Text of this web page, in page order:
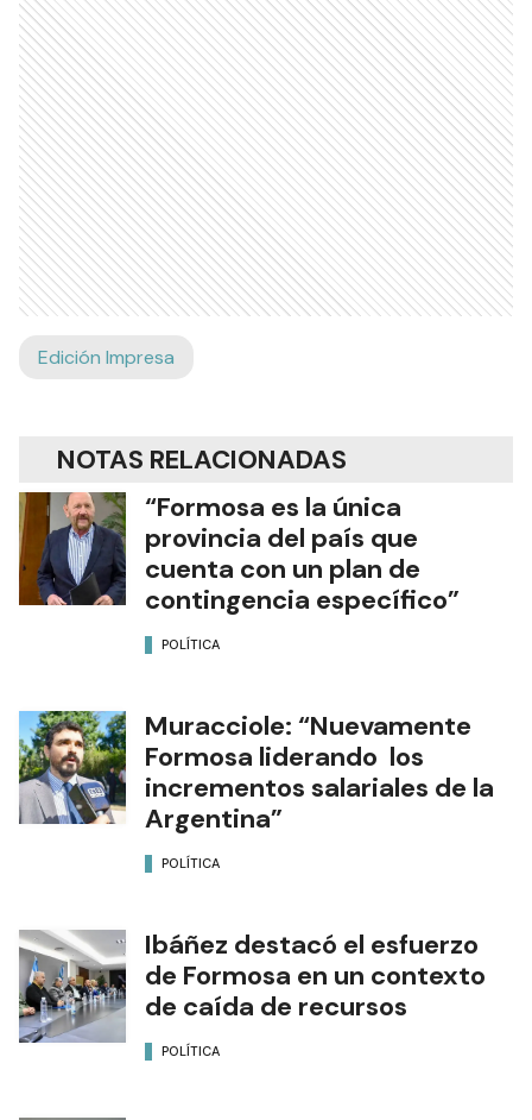
Edición Impresa
NOTAS RELACIONADAS
“Formosa es la única
provincia del país que
cuenta con un plan de
contingencia específico”
POLÍTICA
Muracciole: “Nuevamente
Formosa liderando los
incrementos salariales de la
Argentina”
POLÍTICA
Ibáñez destacó el esfuerzo
de Formosa en un contexto
de caída de recursos
POLÍTICA